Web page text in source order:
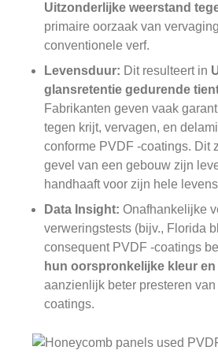
Uitzonderlijke weerstand
primaire oorzaak van
conventionele verf.
Levensduur: Dit resulteert in
glansretentie gedurende
Fabrikanten geven vaak
tegen krijt, vervagen, en
conforme PVDF -coatings. Dit
gevel van een gebouw zijn
handhaaft voor zijn hele
Data Insight: Onafhankelijke
verweringstests (bijv., Florida
consequent PVDF -coatings
hun oorspronkelijke kleur
aanzienlijk beter presteren
coatings.